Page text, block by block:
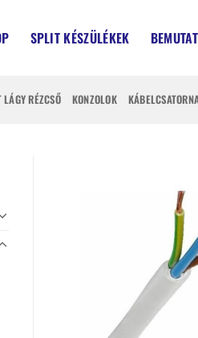
SPLIT KÉSZÜLÉKEK
LÁGY RÉZCSŐ KONZOLOK